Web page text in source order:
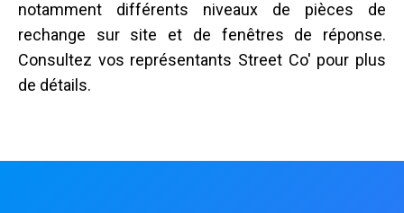
notamment différents niveaux de pièces de
rechange sur site et de fenêtres de réponse.
Consultez vos représentants Street Co' pour plus
de détails.